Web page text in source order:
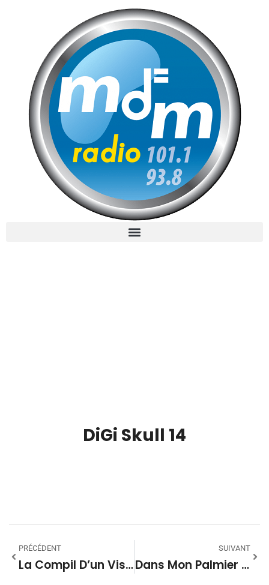
DiGi Skull 14
PRÉCÉDENT
La Compil D’un Visage Pâle #61
SUIVANT
Dans Mon Palmier Saison 08 – 10